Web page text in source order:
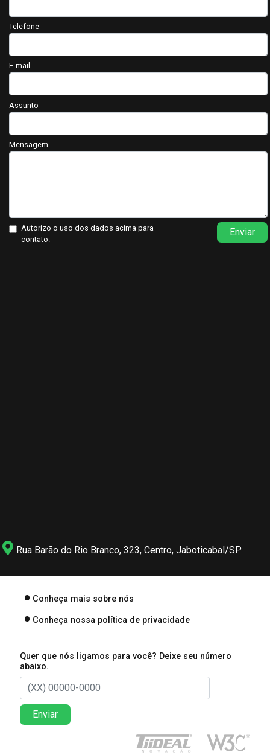
Telefone
E-mail
Assunto
Mensagem
Autorizo o uso dos dados acima para
contato.
Enviar
Rua Barão do Rio Branco, 323, Centro, Jaboticabal/SP
Conheça mais sobre nós
Conheça nossa política de privacidade
Quer que nós ligamos para você? Deixe seu número
abaixo.
Enviar